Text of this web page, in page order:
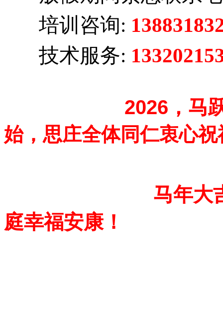
培训咨询:
技术服务:
2026，马
始，思庄全体同仁衷心
马年大
庭幸福安康！